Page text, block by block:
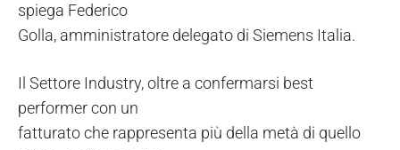
spiega Federico
Golla, amministratore delegato di Siemens Italia.
Il Settore Industry, oltre a confermarsi best
performer con un
fatturato che rappresenta più della metà di quello